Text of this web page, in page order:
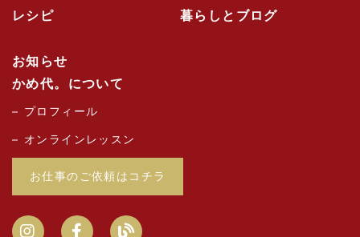
レシピ 暮らしとブログ
お知らせ
かめ代。について
プロフィール
オンラインレッスン
お仕事のご依頼はコチラ